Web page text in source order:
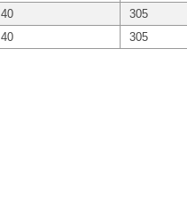
40 305
40 305